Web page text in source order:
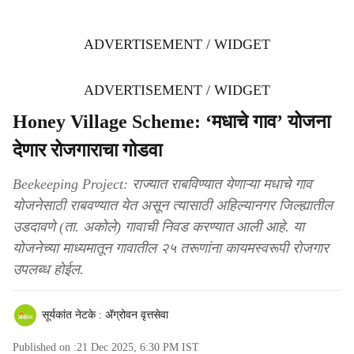
ADVERTISEMENT / WIDGET
ADVERTISEMENT / WIDGET
Honey Village Scheme: ‘मधाचे गाव’ योजना
देणार रोजगाराचा गोडवा
Beekeeping Project: राज्यात राबविण्यात येणाऱ्या मधाचे गाव
योजनेसाठी राबवण्यात येत असून त्यासाठी अहिल्यानगर जिल्ह्यातील
उडदावणे (ता. अकोले) गावाची निवड करण्यात आली आहे. या
योजनेच्या माध्यमातून गावातील २५ तरूणांना कायमस्वरूपी रोजगार
उपलब्ध होईल.
सूर्यकांत नेटके : ॲग्रोवन वृत्तसेवा
Published on :21 Dec 2025, 6:30 PM IST